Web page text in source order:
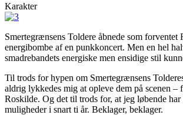
Karakter
Smertegrænsens Toldere åbnede som forventet
energibombe af en punkkoncert. Men en hel
smadrebandets energiske men ensidige stil
Til trods for hypen om Smertegrænsens
aldrig lykkedes mig at opleve dem på scenen –
Roskilde. Og det til trods for, at jeg løbende har
muligheder i snart ti år. Beklager, beklager.